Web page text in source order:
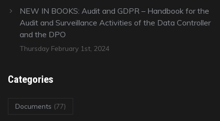
NEW IN BOOKS: Audit and GDPR – Handbook for the
Audit and Surveillance Activities of the Data Controller
and the DPO
Thursday February 1st, 2024
Categories
Documents (77)